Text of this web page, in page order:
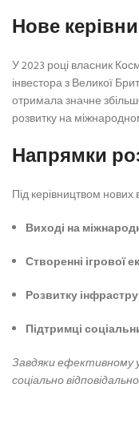
Нове
У 2023 році власник
інвестора з Великої
отримала значне
розвитку на
Напрямки
Під керівництвом
Виході на
Створенні ігрової
Розвитку
Підтримці
Завдяки ефективному
соціально